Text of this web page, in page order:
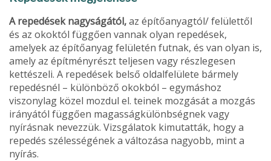
A repedések nagyságától,az építőanyagtól/ felülettől
és az okoktól függően vannak olyan repedések,
amelyek az építőanyag felületén futnak, és van olyan is,
amely az építményrészt teljesen vagy részlegesen
kettészeli. A repedések belső oldalfe­lülete bármely
repedésnél – különböző okokból – egymáshoz
viszonylag közel mozdul el. teinek mozgását a mozgás
irányától függően magasságkülönbségnek vagy
nyírásnak nevezzük. Vizsgálatok kimutatták, hogy a
repedés szélességének a változása nagyobb, mint a
nyírás.